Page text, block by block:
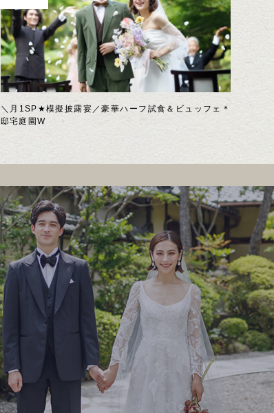
＼月1SP★模擬披露宴／豪華ハーフ試食＆ビュッフェ＊
邸宅庭園W